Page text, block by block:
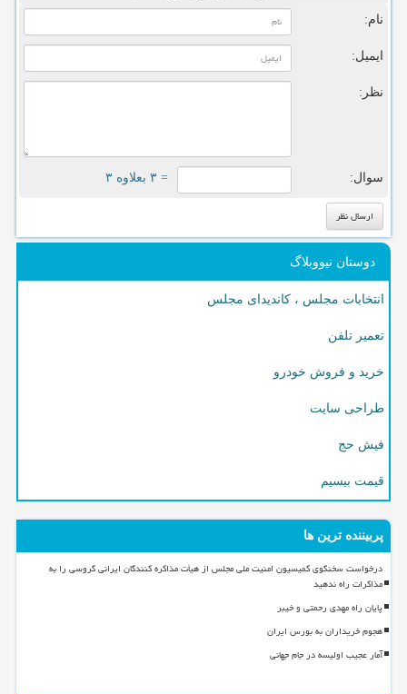
نام:
ایمیل:
نظر:
سوال: = ۳ بعلاوه ۳
دوستان نیووبلاگ
انتخابات مجلس ، کاندیدای مجلس
تعمیر تلفن
خرید و فروش خودرو
طراحی سایت
فیش حج
قیمت بیسیم
پربیننده ترین ها
درخواست سخنگوی کمیسیون امنیت ملی مجلس از هیأت مذاکره کنندگان ایرانی گروسی را به
مذاکرات راه ندهید
پایان راه مهدی رحمتی و خیبر
هجوم خریداران به بورس ایران
آمار عجیب اولیسه در جام جهانی